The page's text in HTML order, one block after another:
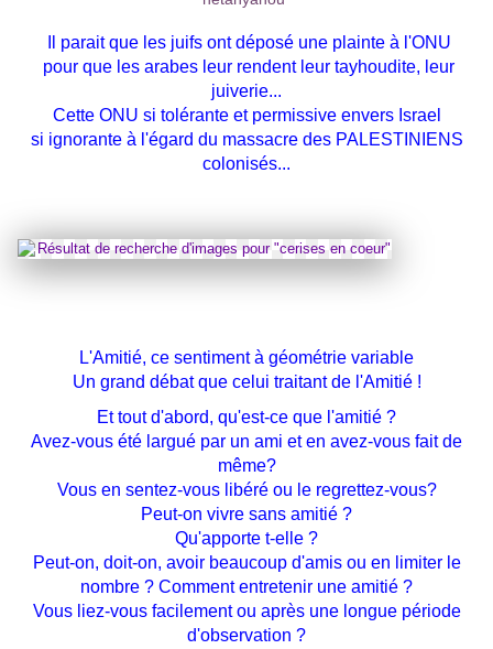
Il parait que les juifs ont déposé une plainte à l'ONU
pour que les arabes leur rendent leur tayhoudite, leur
juiverie...
Cette ONU si tolérante et permissive envers Israel
si ignorante à l'égard du massacre des PALESTINIENS
colonisés...
L'Amitié, ce sentiment à géométrie variable
Un grand débat que celui traitant de l'Amitié !
Et tout d'abord, qu'est-ce que l'amitié ?
Avez-vous été largué par un ami et en avez-vous fait de
même?
Vous en sentez-vous libéré ou le regrettez-vous?
Peut-on vivre sans amitié ?
Qu'apporte t-elle ?
Peut-on, doit-on, avoir beaucoup d'amis ou en limiter le
nombre ? Comment entretenir une amitié ?
Vous liez-vous facilement ou après une longue période
d'observation ?